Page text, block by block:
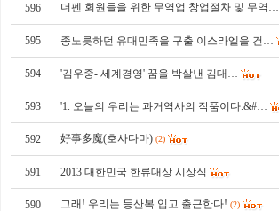
596 더펜 회원들을 위한 무역업 창업절차 및 무역…
595 종노릇하던 유대민족을 구출 이스라엘을 건…
594 '김우중- 세계경영' 꿈을 박살낸 김대…
593 '1. 오늘의 우리는 과거역사의 작품이다.&#…
592 好事多魔(호사다마) (2)
591 2013 대한민국 한류대상 시상식
590 그래! 우리는 등산복 입고 출근한다! (2)